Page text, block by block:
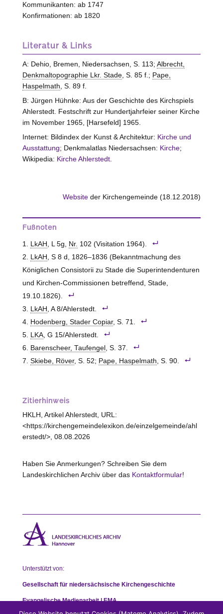
Kommunikanten: ab 1747
Konfirmationen: ab 1820
Literatur & Links
A: Dehio, Bremen, Niedersachsen, S. 113; Albrecht,
Denkmaltopographie Lkr. Stade, S. 85 f.; Pape,
Haspelmath , S. 89 f.
B: Jürgen Hühnke: Aus der Geschichte des Kirchspiels
Ahlerstedt. Festschrift zur Hundertjahrfeier seiner Kirche
im November 1965, [Harsefeld] 1965.
Internet: Bildindex der Kunst & Architektur: Kirche und
Ausstattung; Denkmalatlas Niedersachsen: Kirche;
Wikipedia: Kirche Ahlerstedt.
Website der Kirchengemeinde (18.12.2018)
Fußnoten
LkAH , L 5g, Nr. 102 (Visitation 1964).
LkAH , S 8 d, 1826–1836 (Bekanntmachung des
Königlichen Consistorii zu Stade die Superintendenturen
und Kirchen-Commissionen betreffend, Stade,
19.10.1826).
LkAH , A 8/Ahlerstedt.
Hodenberg, Stader Copiar, S. 71.
LKA, G 15/Ahlerstedt.
Barenscheer, Taufengel, S. 37.
Skiebe, Röver, S. 52; Pape, Haspelmath , S. 90.
Zitierhinweis
HKLH, Artikel Ahlerstedt, URL:
<https://kirchengemeindelexikon.de/einzelgemeinde/ahl
erstedt/>, 08.08.2026
Haben Sie Anmerkungen? Schreiben Sie dem
Landeskirchlichen Archiv über das Kontaktformular!
Unterstützt von:
Gesellschaft für niedersächsische Kirchengeschichte
Evangelische Medienarbeit | EMA